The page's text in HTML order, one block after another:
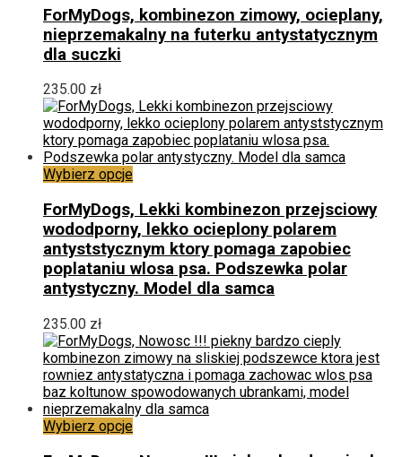
ma
wiele
wariantów.
wybrać
na
stronie
produktu
ForMyDogs, kombinezon zimowy, ocieplany,
nieprzemakalny na futerku antystatycznym
dla suczki
235.00 zł
Wybierz opcjeTen
ma
wiele
wariantów.
Opcje
można
wybrać
produktu
ForMyDogs, Lekki kombinezon przejsciowy
wododporny, lekko ocieplony polarem
antyststycznym ktory pomaga zapobiec
poplataniu wlosa psa. Podszewka polar
antystyczny. Model dla samca
235.00 zł
Wybierz opcjeTen